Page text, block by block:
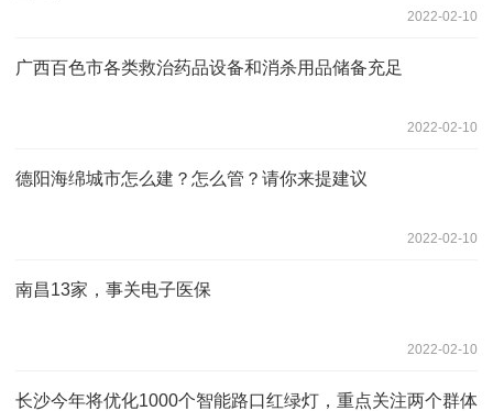
2022-02-10
广西百色市各类救治药品设备和消杀用品储备充足
2022-02-10
德阳海绵城市怎么建？怎么管？请你来提建议
2022-02-10
南昌13家，事关电子医保
2022-02-10
长沙今年将优化1000个智能路口红绿灯，重点关注两个群体